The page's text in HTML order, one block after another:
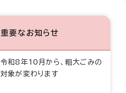
重要なお知らせ
令和8年10月から、粗大ごみの
対象が変わります